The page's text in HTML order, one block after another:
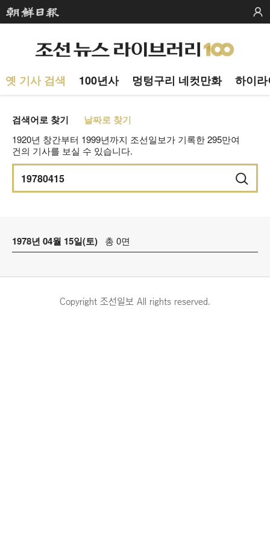
옛 기사 검색 100년사 멍텅구리 네컷만화 하이
검색어로 찾기 날짜로 찾기
1920년 창간부터 1999년까지 조선일보가 기록한 295만여
건의 기사를 보실 수 있습니다.
1978년 04월 15일(토) 총 0면
Copyright 조선일보 All rights reserved.